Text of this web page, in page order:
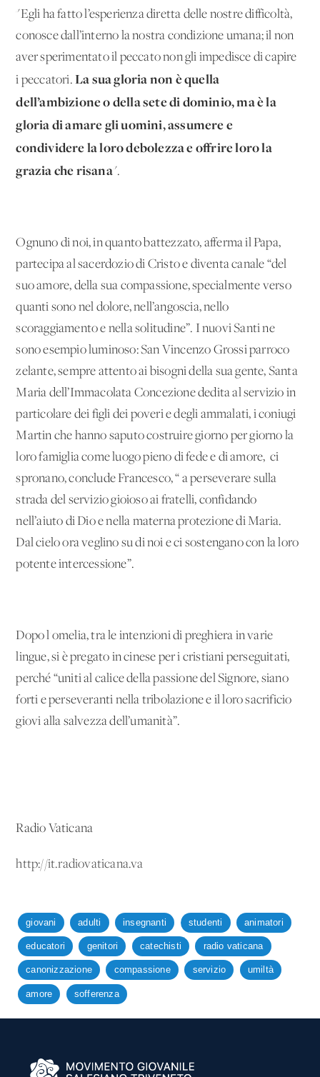
"Egli ha fatto l’esperienza diretta delle nostre difficoltà,
conosce dall’interno la nostra condizione umana; il non
aver sperimentato il peccato non gli impedisce di capire
i peccatori.La sua gloria non è quella
dell’ambizione o della sete di dominio, ma è la
gloria di amare gli uomini, assumere e
condividere la loro debolezza e offrire loro la
grazia che risana".
Ognuno di noi, in quanto battezzato, afferma il Papa,
partecipa al sacerdozio di Cristo e diventa canale “del
suo amore, della sua compassione, specialmente verso
quanti sono nel dolore, nell’angoscia, nello
scoraggiamento e nella solitudine”. I nuovi Santi ne
sono esempio luminoso: San Vincenzo Grossi parroco
zelante, sempre attento ai bisogni della sua gente, Santa
Maria dell’Immacolata Concezione dedita al servizio in
particolare dei figli dei poveri e degli ammalati, i coniugi
Martin che hanno saputo costruire giorno per giorno la
loro famiglia come luogo pieno di fede e di amore, ci
spronano, conclude Francesco, “ a perseverare sulla
strada del servizio gioioso ai fratelli, confidando
nell’aiuto di Dio e nella materna protezione di Maria.
Dal cielo ora veglino su di noi e ci sostengano con la loro
potente intercessione”.
Dopo l'omelia, tra le intenzioni di preghiera in varie
lingue, si è pregato in cinese per i cristiani perseguitati,
perché “uniti al calice della passione del Signore, siano
forti e perseveranti nella tribolazione e il loro sacrificio
giovi alla salvezza dell’umanità”.
Radio Vaticana
http://it.radiovaticana.va
giovani adulti insegnanti studenti animatori
educatori genitori catechisti radio vaticana
canonizzazione compassione servizio umiltà
amore sofferenza